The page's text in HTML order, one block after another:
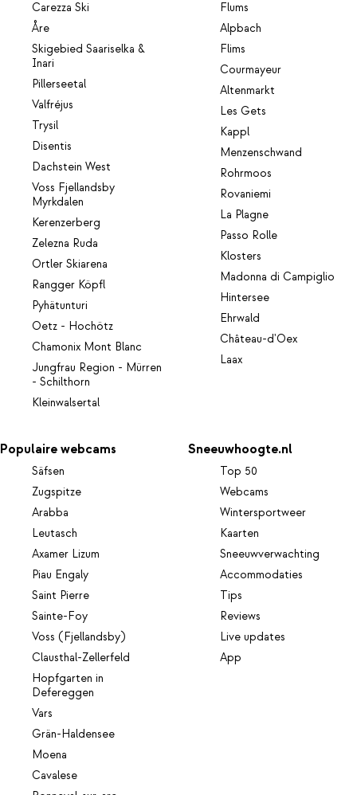
Carezza Ski
Åre
Skigebied Saariselka &
Inari
Pillerseetal
Valfréjus
Trysil
Disentis
Dachstein West
Voss Fjellandsby
Myrkdalen
Kerenzerberg
Zelezna Ruda
Ortler Skiarena
Rangger Köpfl
Pyhätunturi
Oetz - Hochötz
Chamonix Mont Blanc
Jungfrau Region - Mürren
- Schilthorn
Kleinwalsertal
Flums
Alpbach
Flims
Courmayeur
Altenmarkt
Les Gets
Kappl
Menzenschwand
Rohrmoos
Rovaniemi
La Plagne
Passo Rolle
Klosters
Madonna di Campiglio
Hintersee
Ehrwald
Château-d'Oex
Laax
Populaire webcams
Säfsen
Zugspitze
Arabba
Leutasch
Axamer Lizum
Piau Engaly
Saint Pierre
Sainte-Foy
Voss (Fjellandsby)
Clausthal-Zellerfeld
Hopfgarten in
Defereggen
Vars
Grän-Haldensee
Moena
Cavalese
Sneeuwhoogte.nl
Top 50
Webcams
Wintersportweer
Kaarten
Sneeuwverwachting
Accommodaties
Tips
Reviews
Live updates
App